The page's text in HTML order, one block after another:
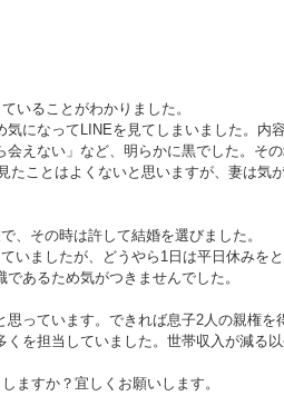
いることがわかりました。
になってLINEを見てしまいました。内
えない」など、明らかに黒でした。そ
たことはよくないと思いますが、妻は気
、その時は許して結婚を選びました。
いましたが、どうやら1日は平日休みを
あるため気がつきませんでした。
っています。できれば息子2人の親権を
を担当していました。世帯収入が減る以
ますか？宜しくお願いします。